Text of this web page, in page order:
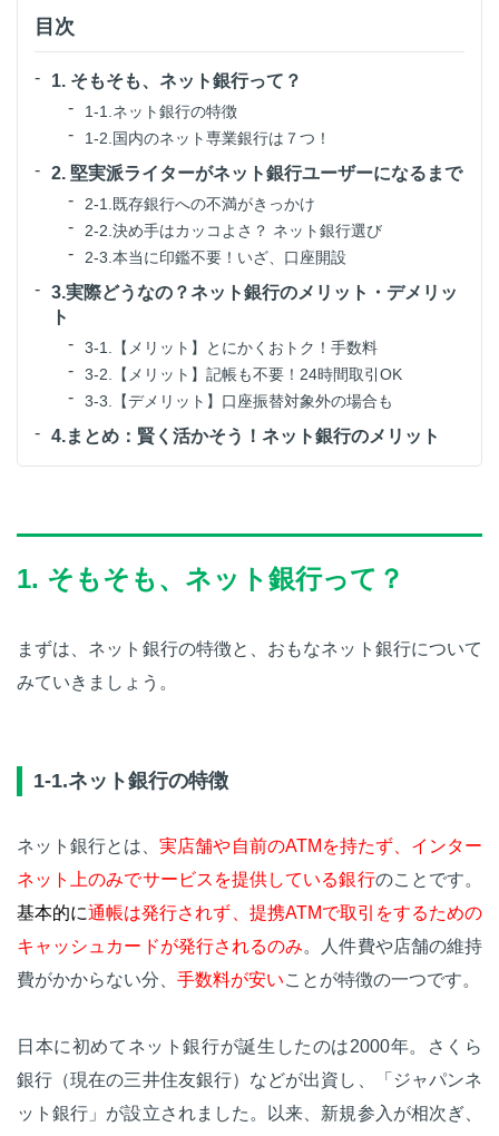
目次
1. そもそも、ネット銀行って？
1-1.ネット銀行の特徴
1-2.国内のネット専業銀行は７つ！
2. 堅実派ライターがネット銀行ユーザーになるまで
2-1.既存銀行への不満がきっかけ
2-2.決め手はカッコよさ？ ネット銀行選び
2-3.本当に印鑑不要！いざ、口座開設
3.実際どうなの？ネット銀行のメリット・デメリッ
ト
3-1.【メリット】とにかくおトク！手数料
3-2.【メリット】記帳も不要！24時間取引OK
3-3.【デメリット】口座振替対象外の場合も
4.まとめ：賢く活かそう！ネット銀行のメリット
1. そもそも、ネット銀行って？
まずは、ネット銀行の特徴と、おもなネット銀行について
みていきましょう。
1-1.ネット銀行の特徴
ネット銀行とは、実店舗や自前のATMを持たず、インター
ネット上のみでサービスを提供している銀行のことです。
基本的に通帳は発行されず、提携ATMで取引をするための
キャッシュカードが発行されるのみ。人件費や店舗の維持
費がかからない分、 手数料が安いことが特徴の一つです。
日本に初めてネット銀行が誕生したのは2000年。さくら
銀行（現在の三井住友銀行）などが出資し、「ジャパンネ
ット銀行」が設立されました。以来、新規参入が相次ぎ、